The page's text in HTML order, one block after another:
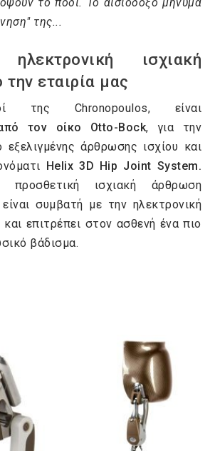
της...
ισχιακή
εταιρία μας
της Chronopoulos, είναι
τον οίκο
Otto-Bock, για την
άρθρωσης ισχίου και
Helix 3D Hip Joint System.
ισχιακή άρθρωση
συμβατή με την ηλεκτρονική
επιτρέπει στον ασθενή ένα πιο
βάδισμα.